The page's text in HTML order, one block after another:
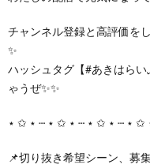
チャンネル登録と高評価を
✨
ハッシュタグ【#あきはら
ゃうぜ✨✨
⋆ ✩ ⋆ ┄ ⋆ ✩ ⋆ ┄ ⋆ ✩ ⋆ ┄ ⋆ ✩
📌切り抜き希望シーン、募